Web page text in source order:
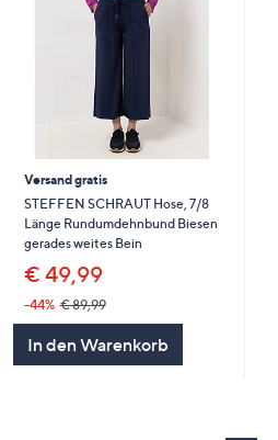
Versand gratis
STEFFEN SCHRAUT Hose, 7/8
Länge Rundumdehnbund Biesen
gerades weites Bein
€ 49,99
-44% € 89,99
In den Warenkorb